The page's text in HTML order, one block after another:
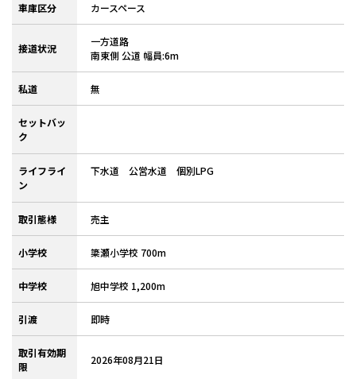
車庫区分 カースペース
接道状況
一方道路
南東側 公道 幅員:6m
私道 無
セットバッ
ク
ライフライ
ン
下水道 公営水道 個別LPG
取引態様 売主
小学校 簗瀬小学校 700m
中学校 旭中学校 1,200m
引渡 即時
取引有効期
限
2026年08月21日